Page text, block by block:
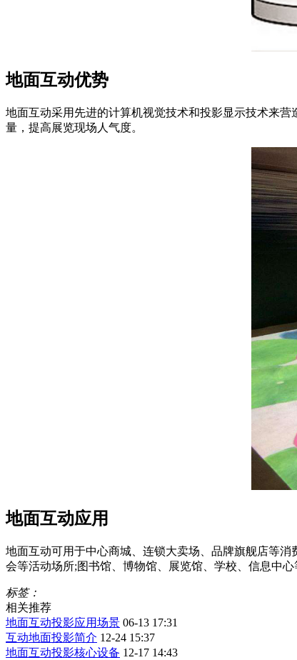
地面互动优势
地面互动采用先进的计算机视觉技术和投影显示技术来
量，提高展览现场人气度。
地面互动应用
地面互动可用于中心商城、连锁大卖场、品牌旗舰店等
会等活动场所;图书馆、博物馆、展览馆、学校、信息中心
标签：
相关推荐
地面互动投影应用场景 06-13 17:31
互动地面投影简介 12-24 15:37
地面互动投影核心设备 12-17 14:43